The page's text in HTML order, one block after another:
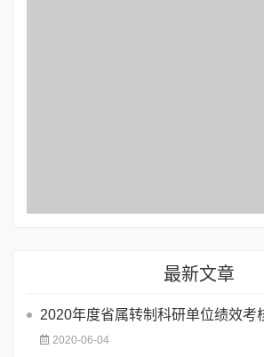
最新文章
2020年度省属转制科研单位绩效考
2020-06-04